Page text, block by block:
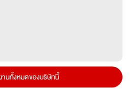
านทั้งหมดของบริษัทนี้